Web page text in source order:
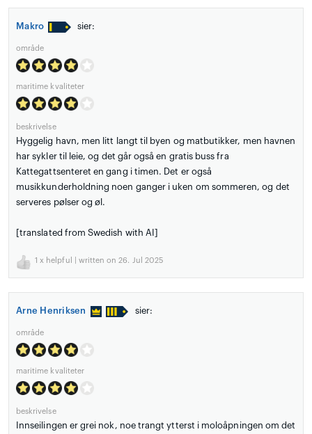
Makro sier:
område
maritime kvaliteter
beskrivelse
Hyggelig havn, men litt langt til byen og matbutikker, men havnen
har sykler til leie, og det går også en gratis buss fra
Kattegattsenteret en gang i timen. Det er også
musikkunderholdning noen ganger i uken om sommeren, og det
serveres pølser og øl.
[translated from Swedish with AI]
1 x helpful | written on 26. Jul 2025
Arne Henriksen sier:
område
maritime kvaliteter
beskrivelse
Innseilingen er grei nok, noe trangt ytterst i moloåpningen om det